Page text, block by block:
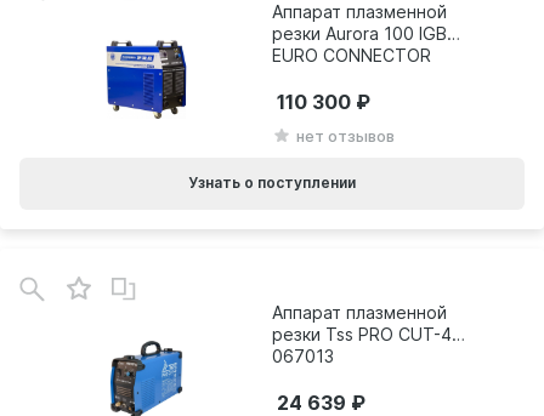
Аппарат плазменной
резки Aurora 100 IGBT
EURO CONNECTOR
нет отзывов
110 300
Узнать о поступлении
Аппарат плазменной
резки Tss PRO CUT-40
067013
24 639